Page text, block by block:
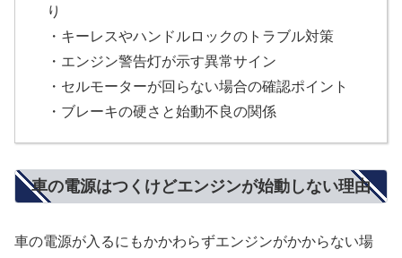
り
・キーレスやハンドルロックのトラブル対策
・エンジン警告灯が示す異常サイン
・セルモーターが回らない場合の確認ポイント
・ブレーキの硬さと始動不良の関係
車の電源はつくけどエンジンが始動しない理由
車の電源が入るにもかかわらずエンジンがかからない場